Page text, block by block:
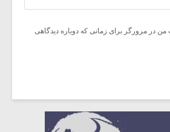
من در مرورگر برای زمانی که دوباره دیدگاهی